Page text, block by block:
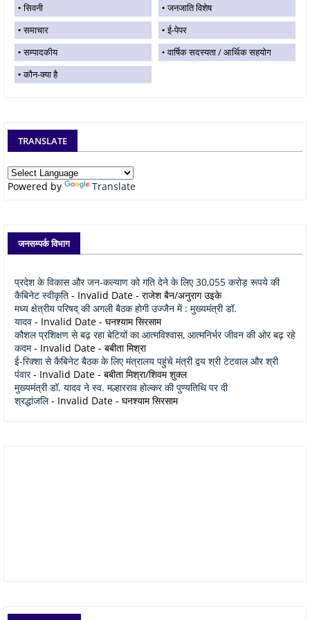
सिवनी
जनजाति विशेष
समाचार
ई-पेपर
सम्पादकीय
वार्षिक सदस्यता / आर्थिक सहयोग
कौन-क्या है
TRANSLATE
Powered by Translate
जनसम्पर्क विभाग
प्रदेश के विकास और जन-कल्याण को गति देने के लिए 30,055 करोड़ रूपये की
कैबिनेट स्वीकृति - Invalid Date - राजेश बैन/अनुराग उइके
मध्य क्षेत्रीय परिषद् की अगली बैठक होगी उज्जैन में : मुख्यमंत्री डॉ.
यादव - Invalid Date - घनश्याम सिरसाम
कौशल प्रशिक्षण से बढ़ रहा बेटियों का आत्मविश्वास, आत्मनिर्भर जीवन की ओर बढ़ रहे
कदम- Invalid Date - बबीता मिश्रा
ई-रिक्शा से कैबिनेट बैठक के लिए मंत्रालय पहुंचे मंत्री द्वय श्री टेटवाल और श्री
पंवार- Invalid Date - बबीता मिश्रा/शिवम शुक्ल
मुख्यमंत्री डॉ. यादव ने स्व. मल्हारराव होल्कर की पुण्यतिथि पर दी
श्रद्धांजलि- Invalid Date - घनश्याम सिरसाम